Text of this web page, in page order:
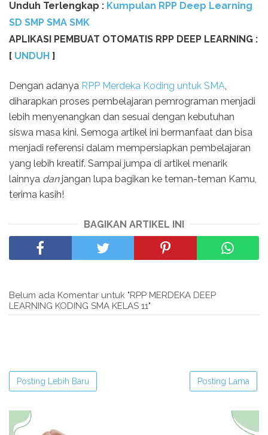
Unduh Terlengkap : Kumpulan RPP Deep Learning
SD SMP SMA SMK
APLIKASI PEMBUAT OTOMATIS RPP DEEP LEARNING :
[ UNDUH ]
Dengan adanya RPP Merdeka Koding untuk SMA,
diharapkan proses pembelajaran pemrograman menjadi
lebih menyenangkan dan sesuai dengan kebutuhan
siswa masa kini. Semoga artikel ini bermanfaat dan bisa
menjadi referensi dalam mempersiapkan pembelajaran
yang lebih kreatif. Sampai jumpa di artikel menarik
lainnya danjangan lupa bagikan ke teman-teman Kamu,
terima kasih!
BAGIKAN ARTIKEL INI
Belum ada Komentar untuk "RPP MERDEKA DEEP
LEARNING KODING SMA KELAS 11"
Posting Lebih Baru Posting Lama